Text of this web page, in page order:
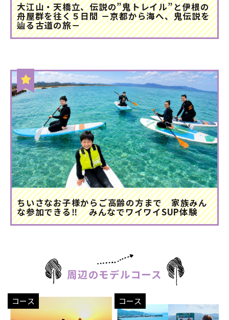
大江山・天橋立、伝説の”鬼トレイル”と伊根の
舟屋群を往く５日間 －京都から海へ、鬼伝説を
辿る古道の旅－
ちいさなお子様からご高齢の方まで 家族みん
な参加できる‼ みんなでワイワイSUP体験
周辺のモデルコース
コース コース